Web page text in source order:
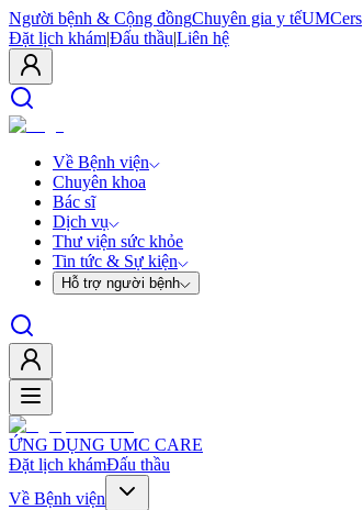
Người bệnh & Cộng đồngChuyên gia y tếUMCers
Đặt lịch khám|Đấu thầu|Liên hệ
Về Bệnh viện
Chuyên khoa
Bác sĩ
Dịch vụ
Thư viện sức khỏe
Tin tức & Sự kiện
Hỗ trợ người bệnh
ỨNG DỤNG UMC CARE
Đặt lịch khámĐấu thầu
Về Bệnh viện